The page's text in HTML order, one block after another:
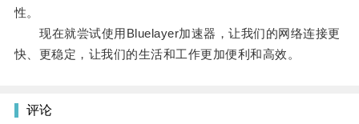
性。
现在就尝试使用Bluelayer加速器，让我们的网络连接更
快、更稳定，让我们的生活和工作更加便利和高效。
评论